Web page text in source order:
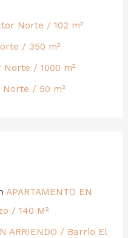
Norte / 102 m²
/ 350 m²
/ 1000 m²
/ 50 m²
APARTAMENTO EN
/ 140 M²
ARRIENDO / Barrio El